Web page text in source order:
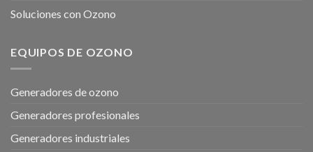
Soluciones con Ozono
EQUIPOS DE OZONO
Generadores de ozono
Generadores profesionales
Generadores industriales